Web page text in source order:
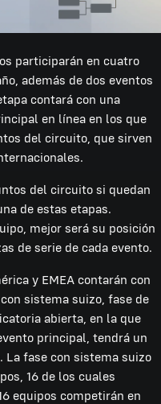
participarán en cuatro
además de dos eventos
contará con una
en línea en los que
del circuito, que sirven
del circuito si quedan
de estas etapas.
mejor será su posición
de serie de cada evento.
y EMEA contarán con
sistema suizo, fase de
abierta, en la que
principal, tendrá un
La fase con sistema suizo
16 de los cuales
equipos competirán en